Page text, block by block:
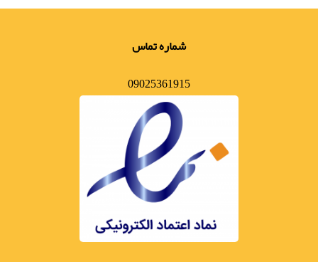
شماره تماس
09025361915